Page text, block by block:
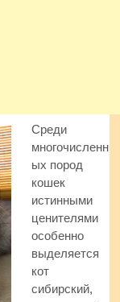
Среди
многочисленн
ых пород
кошек
истинными
ценителями
особенно
выделяется
кот
сибирский,